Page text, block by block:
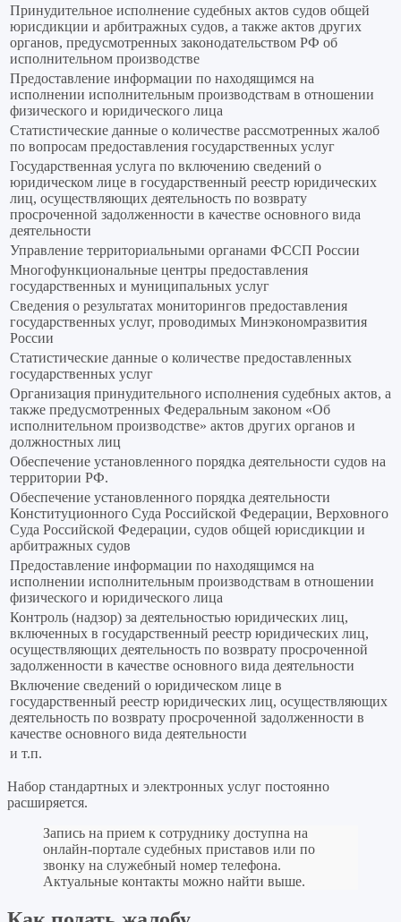
Принудительное исполнение судебных актов судов общей
юрисдикции и арбитражных судов, а также актов других
органов, предусмотренных законодательством РФ об
исполнительном производстве
Предоставление информации по находящимся на
исполнении исполнительным производствам в отношении
физического и юридического лица
Статистические данные о количестве рассмотренных жалоб
по вопросам предоставления государственных услуг
Государственная услуга по включению сведений о
юридическом лице в государственный реестр юридических
лиц, осуществляющих деятельность по возврату
просроченной задолженности в качестве основного вида
деятельности
Управление территориальными органами ФССП России
Многофункциональные центры предоставления
государственных и муниципальных услуг
Сведения о результатах мониторингов предоставления
государственных услуг, проводимых Минэкономразвития
России
Статистические данные о количестве предоставленных
государственных услуг
Организация принудительного исполнения судебных актов, а
также предусмотренных Федеральным законом «Об
исполнительном производстве» актов других органов и
должностных лиц
Обеспечение установленного порядка деятельности судов на
территории РФ.
Обеспечение установленного порядка деятельности
Конституционного Суда Российской Федерации, Верховного
Суда Российской Федерации, судов общей юрисдикции и
арбитражных судов
Предоставление информации по находящимся на
исполнении исполнительным производствам в отношении
физического и юридического лица
Контроль (надзор) за деятельностью юридических лиц,
включенных в государственный реестр юридических лиц,
осуществляющих деятельность по возврату просроченной
задолженности в качестве основного вида деятельности
Включение сведений о юридическом лице в
государственный реестр юридических лиц, осуществляющих
деятельность по возврату просроченной задолженности в
качестве основного вида деятельности
и т.п.
Набор стандартных и электронных услуг постоянно
расширяется.
Запись на прием к сотруднику доступна на
онлайн-портале судебных приставов или по
звонку на служебный номер телефона.
Актуальные контакты можно найти выше.